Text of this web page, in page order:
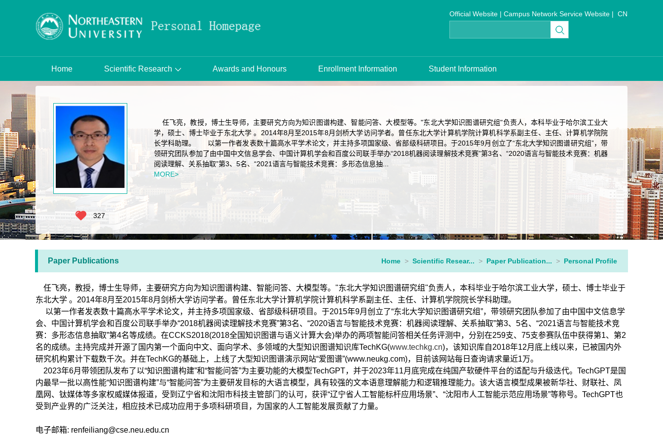
Official Website | Campus Network Service Website | CN
Home Scientific Research Awards and Honours Enrollment Information Student Information
327
任飞亮，教授，博士生导师，主要研究方向为知识图谱构建、智能问答、大模型等。"东北大学知识图谱研究组"负责人，本科毕业于哈尔滨工业大
学，硕士、博士毕业于东北大学 。2014年8月至2015年8月剑桥大学访问学者。曾任东北大学计算机学院计算机科学系副主任、主任、计算机学院院
长学科助理。 以第一作者发表数十篇高水平学术论文，并主持多项国家级、省部级科研项目。于2015年9月创立了“东北大学知识图谱研究组”，带
领研究团队参加了由中国中文信息学会、中国计算机学会和百度公司联手举办“2018机器阅读理解技术竞赛”第3名、“2020语言与智能技术竞赛：机器
阅读理解、关系抽取”第3、5名、“2021语言与智能技术竞赛：多形态信息抽...
MORE>
Paper Publications Home > Scientific Resear... > Paper Publication... > Personal Profile
任飞亮，教授，博士生导师，主要研究方向为知识图谱构建、智能问答、大模型等。"东北大学知识图谱研究组"负责人，本科毕业于哈尔滨工业大学，硕士、博士毕业于
东北大学 。2014年8月至2015年8月剑桥大学访问学者。曾任东北大学计算机学院计算机科学系副主任、主任、计算机学院院长学科助理。
以第一作者发表数十篇高水平学术论文，并主持多项国家级、省部级科研项目。于2015年9月创立了“东北大学知识图谱研究组”，带领研究团队参加了由中国中文信息学
会、中国计算机学会和百度公司联手举办“2018机器阅读理解技术竞赛”第3名、“2020语言与智能技术竞赛：机器阅读理解、关系抽取”第3、5名、“2021语言与智能技术竞
赛：多形态信息抽取”第4名等成绩。在CCKS2018(2018全国知识图谱与语义计算大会)举办的两项智能问答相关任务评测中，分别在259支、75支参赛队伍中获得第1、第2
名的成绩。主持完成并开源了国内第一个面向中文、面向学术、多领域的大型知识图谱知识库TechKG(www.techkg.cn)，该知识库自2018年12月底上线以来，已被国内外
研究机构累计下载数千次。并在TechKG的基础上，上线了大型知识图谱演示网站“爱图谱”(www.neukg.com)，目前该网站每日查询请求量近1万。
2023年6月带领团队发布了以“知识图谱构建”和“智能问答”为主要功能的大模型TechGPT，并于2023年11月底完成在纯国产软硬件平台的适配与升级迭代。TechGPT是国
内最早一批以高性能“知识图谱构建”与“智能问答”为主要研发目标的大语言模型，具有较强的文本语意理解能力和逻辑推理能力。该大语言模型成果被新华社、财联社、凤
凰网、钛媒体等多家权威媒体报道，受到辽宁省和沈阳市科技主管部门的认可，获评“辽宁省人工智能标杆应用场景”、“沈阳市人工智能示范应用场景”等称号。TechGPT也
受到产业界的广泛关注，相应技术已成功应用于多项科研项目，为国家的人工智能发展贡献了力量。
电子邮箱: renfeiliang@cse.neu.edu.cn